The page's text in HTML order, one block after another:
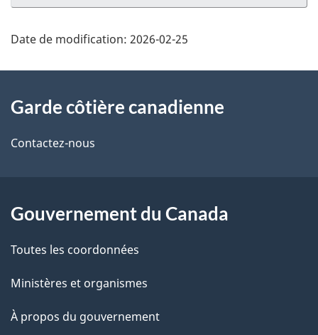
Date de modification: 2026-02-25
propos
de
site
Garde côtière canadienne
Contactez-nous
Gouvernement du Canada
Toutes les coordonnées
Ministères et organismes
À propos du gouvernement